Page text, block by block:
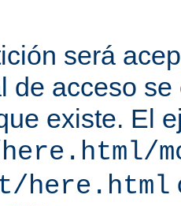
será
de acceso
existe. El
here.html